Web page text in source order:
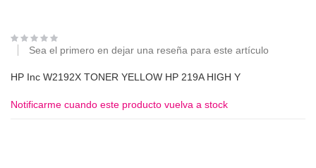
Sea el primero en dejar una reseña para este artículo
HP Inc W2192X TONER YELLOW HP 219A HIGH Y
Notificarme cuando este producto vuelva a stock